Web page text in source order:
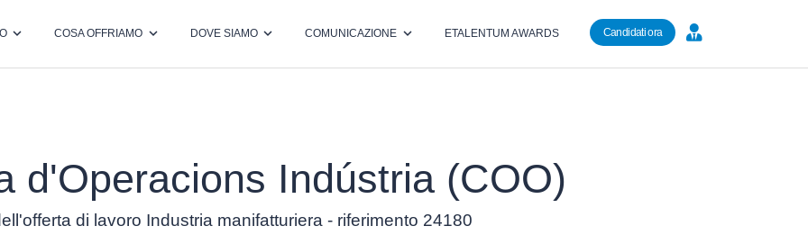
COSA OFFRIAMO DOVE SIAMO COMUNICAZIONE ETALENTUM AWARDS Candidati ora
d'Operacions Indústria (COO)
di lavoro Industria manifatturiera - riferimento 24180